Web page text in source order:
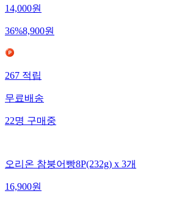
14,000원
36%8,900원
267적립
무료배송
22명구매중
오리온 참붕어빵8P(232g) x 3개
16,900원